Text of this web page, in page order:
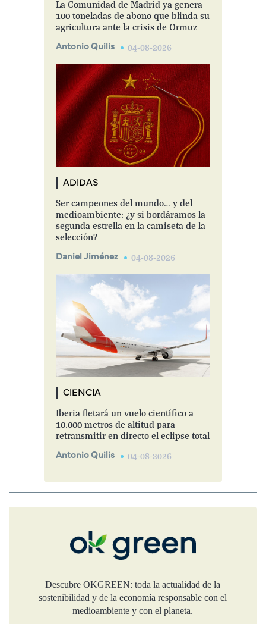
La Comunidad de Madrid ya genera
100 toneladas de abono que blinda su
agricultura ante la crisis de Ormuz
Antonio Quilis 04-08-2026
ADIDAS
Ser campeones del mundo… y del
medioambiente: ¿y si bordáramos la
segunda estrella en la camiseta de la
selección?
Daniel Jiménez 04-08-2026
CIENCIA
Iberia fletará un vuelo científico a
10.000 metros de altitud para
retransmitir en directo el eclipse total
Antonio Quilis 04-08-2026
Descubre OKGREEN: toda la actualidad de la
sostenibilidad y de la economía responsable con el
medioambiente y con el planeta.